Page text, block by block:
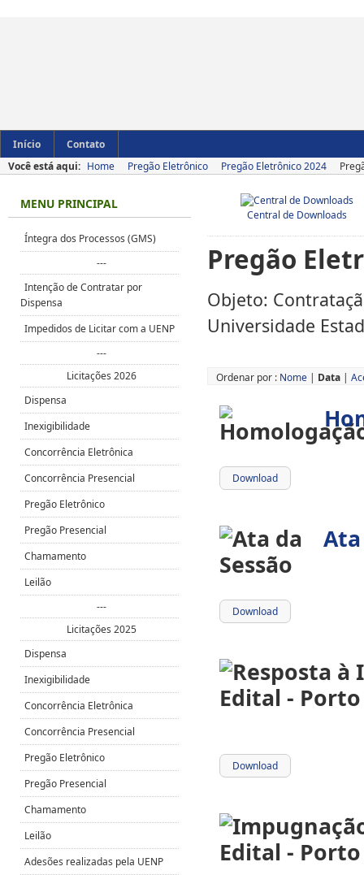
Início
Contato
Você está aqui: Home Pregão Eletrônico Pregão Eletrônico 2024
Central de Downloads
Pregão
Objeto:
Universidade
Ordenar por : Nome | Data |
Download
Ata
Download
Download
MENU PRINCIPAL
Íntegra dos Processos (GMS)
---
Intenção de Contratar por
Dispensa
Impedidos de Licitar com a UENP
---
Licitações 2026
Dispensa
Inexigibilidade
Concorrência Eletrônica
Concorrência Presencial
Pregão Eletrônico
Pregão Presencial
Chamamento
Leilão
---
Licitações 2025
Dispensa
Inexigibilidade
Concorrência Eletrônica
Concorrência Presencial
Pregão Eletrônico
Pregão Presencial
Chamamento
Leilão
Adesões realizadas pela UENP